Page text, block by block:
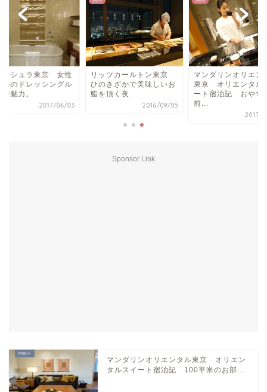
ンシュラ東京 女性
めのドレッシングル
魅力。
2017/06/03
リッツカールトン東京
ひのきざかで美味しいお
鮨を頂く夜
2016/09/05
マンダリンオリエン
東京 オリエンタル
ート宿泊記 おやす
前...
2017/
Sponsor Link
マンダリンオリエンタル東京 オリエン
タルスイート宿泊記 100平米のお部...